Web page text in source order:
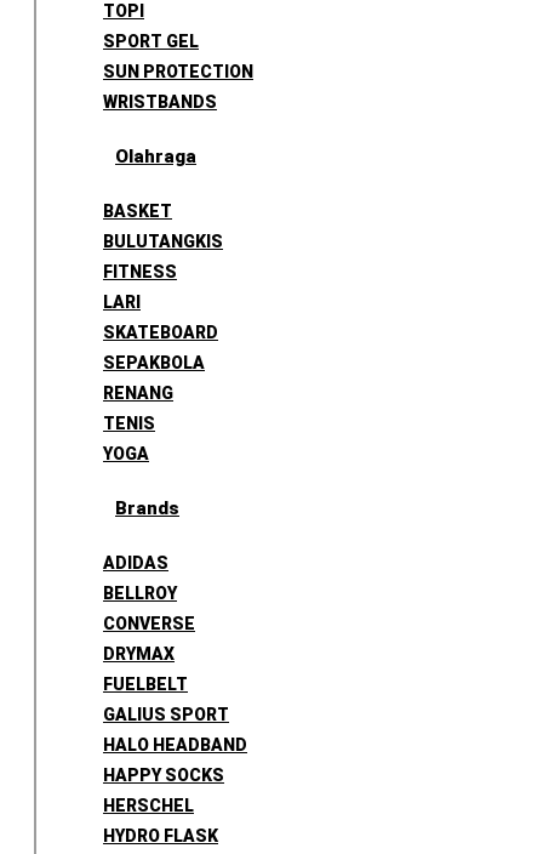
TOPI
SPORT GEL
SUN PROTECTION
WRISTBANDS
Olahraga
BASKET
BULUTANGKIS
FITNESS
LARI
SKATEBOARD
SEPAKBOLA
RENANG
TENIS
YOGA
Brands
ADIDAS
BELLROY
CONVERSE
DRYMAX
FUELBELT
GALIUS SPORT
HALO HEADBAND
HAPPY SOCKS
HERSCHEL
HYDRO FLASK